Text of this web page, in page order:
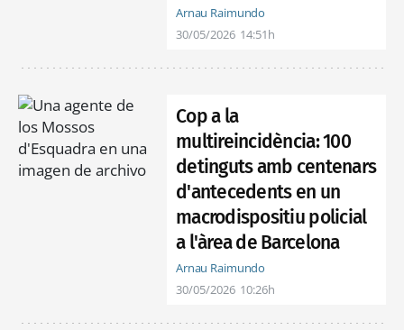
Arnau Raimundo
30/05/2026 14:51h
Cop a la
multireincidència: 100
detinguts amb centenars
d'antecedents en un
macrodispositiu policial
a l'àrea de Barcelona
Arnau Raimundo
30/05/2026 10:26h